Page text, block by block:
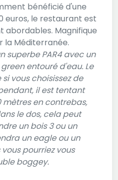
bénéficié d'une
euros, le restaurant est
abordables. Magnifique
la Méditerranée.
superbe PAR4 avec un
entouré d'eau. Le
vous choisissez de
il est tentant
mètres en contrebas,
le dos, cela peut
un bois 3 ou un
un eagle ou un
pourriez vous
boggey.